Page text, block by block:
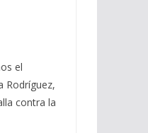
el
Rodríguez,
contra la